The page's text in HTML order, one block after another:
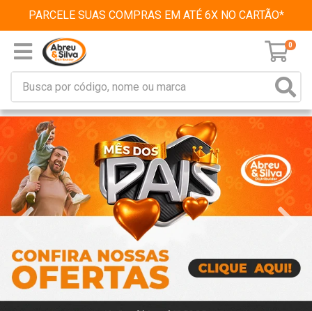
PARCELE SUAS COMPRAS EM ATÉ 6X NO CARTÃO*
0